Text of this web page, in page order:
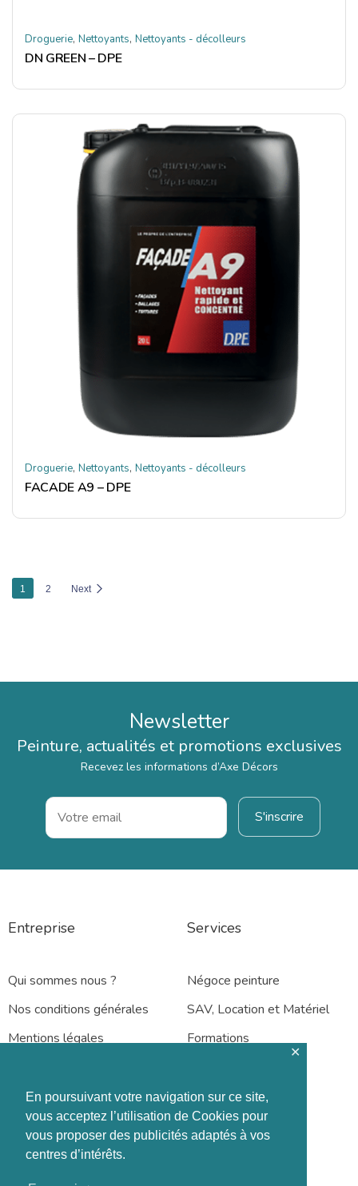
En poursuivant votre navigation sur ce site,
vous acceptez l’utilisation de Cookies pour
vous proposer des publicités adaptés à vos
centres d’intérêts.
✕
Droguerie, Nettoyants, Nettoyants - décolleurs
DN GREEN – DPE
Droguerie, Nettoyants, Nettoyants - décolleurs
FACADE A9 – DPE
1 2 Next
Newsletter
Peinture, actualités et promotions exclusives
Recevez les informations d’Axe Décors
Entreprise
Qui sommes nous ?
Nos conditions générales
Mentions légales
Services
Négoce peinture
SAV, Location et Matériel
Formations
Rennes – Nantes